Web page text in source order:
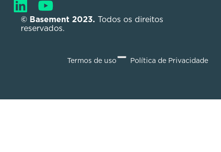
© Basement 2023. Todos os direitos
reservados.
Termos de uso Política de Privacidade